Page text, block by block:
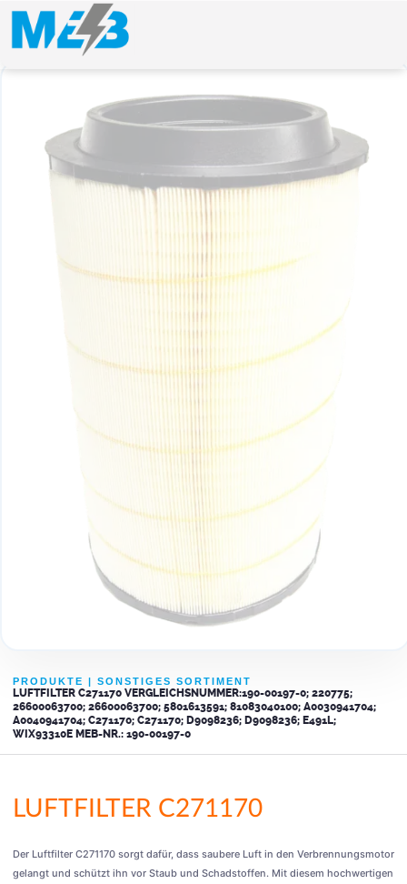
PRODUKTE SONSTIGES SORTIMENT
LUFTFILTER C271170 VERGLEICHSNUMMER:190-00197-0; 220775;
26600063700; 26600063700; 5801613591; 81083040100; A0030941704;
A0040941704; C271170; C271170; D9098236; D9098236; E491L;
WIX93310E MEB-NR.: 190-00197-0
LUFTFILTER C271170
Der Luftfilter C271170 sorgt dafür, dass saubere Luft in den Verbrennungsmotor
gelangt und schützt ihn vor Staub und Schadstoffen. Mit diesem hochwertigen